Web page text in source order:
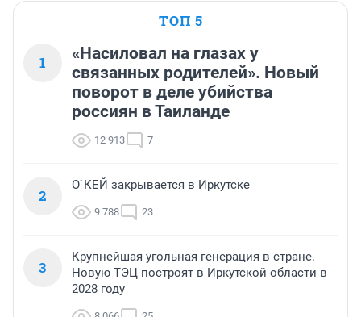
ТОП 5
1
«Насиловал на глазах у
связанных родителей». Новый
поворот в деле убийства
россиян в Таиланде
12 913 7
2
О`КЕЙ закрывается в Иркутске
9 788 23
3
Крупнейшая угольная генерация в стране.
Новую ТЭЦ построят в Иркутской области в
2028 году